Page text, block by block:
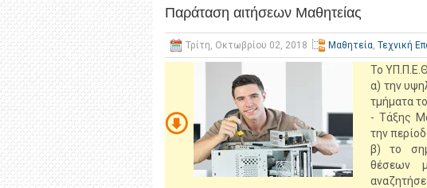
Παράταση αιτήσεων Μαθητείας
Τρίτη, Οκτωβρίου 02, 2018 Μαθητεία, Τεχνική
Το
α) την
τμήματα
- Τάξης
την
β) το
θέσεων